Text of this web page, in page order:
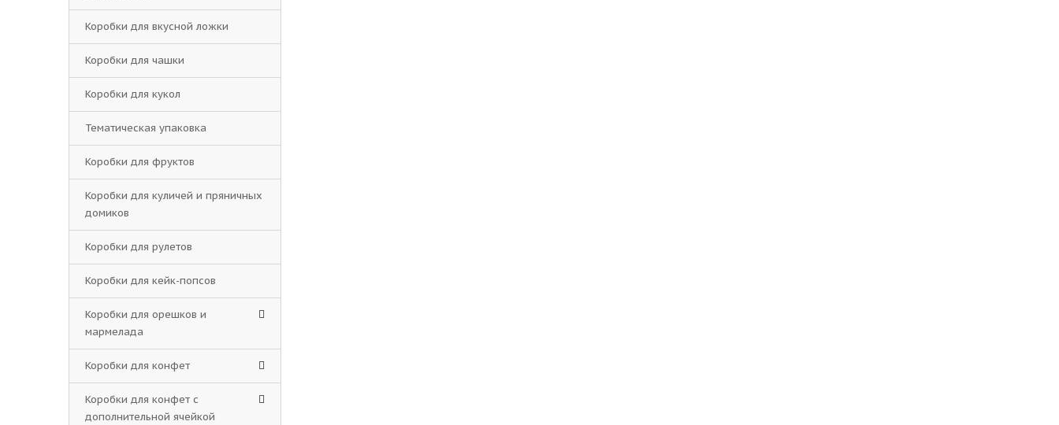
Коробки для вкусной ложки
Коробки для чашки
Коробки для кукол
Тематическая упаковка
Коробки для фруктов
Коробки для куличей и пряничных
домиков
Коробки для рулетов
Коробки для кейк-попсов
Коробки для орешков и
мармелада
Коробки для конфет
Коробки для конфет с
дополнительной ячейкой